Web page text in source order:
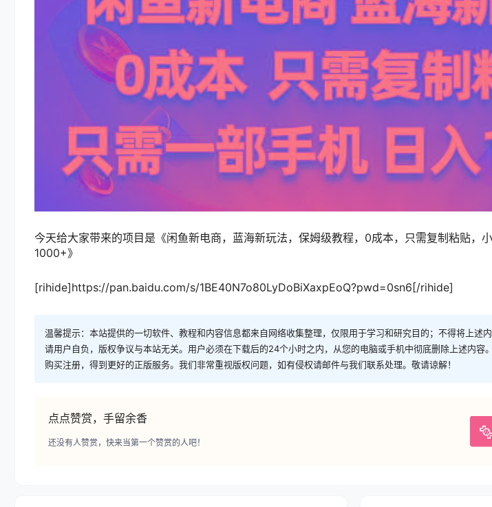
今天给大家带来的项目是《闲鱼新电商，蓝海新玩法，保姆级教程，0成本，只需复制粘贴，
1000+》
[rihide]https://pan.baidu.com/s/1BE40N7o80LyDoBiXaxpEoQ?pwd=0sn6[/rihide]
温馨提示：本站提供的一切软件、教程和内容信息都来自网络收集整理，仅限用于学习和研究目的；不得将上述
请用户自负，版权争议与本站无关。用户必须在下载后的24个小时之内，从您的电脑或手机中彻底删除上述内容
购买注册，得到更好的正版服务。我们非常重视版权问题，如有侵权请邮件与我们联系处理。敬请谅解！
点点赞赏，手留余香
还没有人赞赏，快来当第一个赞赏的人吧！